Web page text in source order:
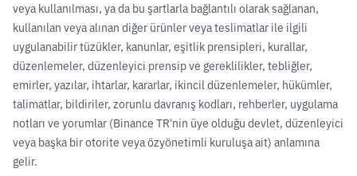
veya kullanılması, ya da bu şartlarla bağlantılı olarak sağlanan,
kullanılan veya alınan diğer ürünler veya teslimatlar ile ilgili
uygulanabilir tüzükler, kanunlar, eşitlik prensipleri, kurallar,
düzenlemeler, düzenleyici prensip ve gereklilikler, tebliğler,
emirler, yazılar, ihtarlar, kararlar, ikincil düzenlemeler, hükümler,
talimatlar, bildiriler, zorunlu davranış kodları, rehberler, uygulama
notları ve yorumlar (Binance TR'nin üye olduğu devlet, düzenleyici
veya başka bir otorite veya özyönetimli kuruluşa ait) anlamına
gelir.